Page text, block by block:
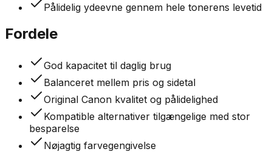
Pålidelig ydeevne gennem hele tonerens levetid
Fordele
God kapacitet til daglig brug
Balanceret mellem pris og sidetal
Original Canon kvalitet og pålidelighed
Kompatible alternativer tilgængelige med stor
besparelse
Nøjagtig farvegengivelse